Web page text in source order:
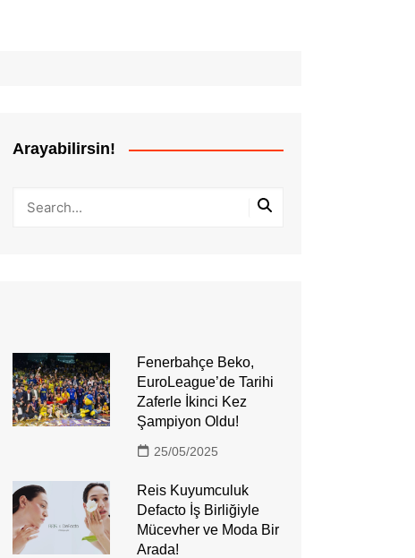
Arayabilirsin!
Fenerbahçe Beko,
EuroLeague’de Tarihi
Zaferle İkinci Kez
Şampiyon Oldu!
25/05/2025
Reis Kuyumculuk
Defacto İş Birliğiyle
Mücevher ve Moda Bir
Arada!